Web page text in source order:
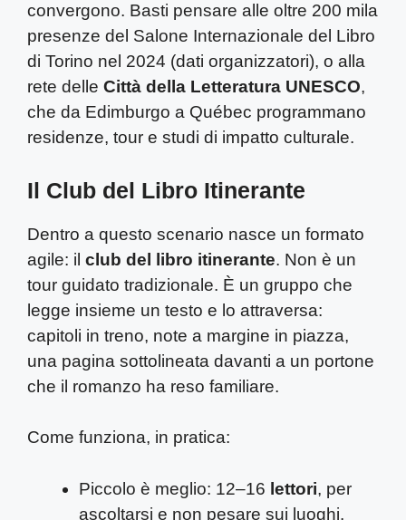
convergono. Basti pensare alle oltre 200 mila
presenze del Salone Internazionale del Libro
di Torino nel 2024 (dati organizzatori), o alla
rete delle Città della Letteratura UNESCO,
che da Edimburgo a Québec programmano
residenze, tour e studi di impatto culturale.
Il Club del Libro Itinerante
Dentro a questo scenario nasce un formato
agile: il club del libro itinerante. Non è un
tour guidato tradizionale. È un gruppo che
legge insieme un testo e lo attraversa:
capitoli in treno, note a margine in piazza,
una pagina sottolineata davanti a un portone
che il romanzo ha reso familiare.
Come funziona, in pratica:
Piccolo è meglio: 12–16 lettori, per
ascoltarsi e non pesare sui luoghi.